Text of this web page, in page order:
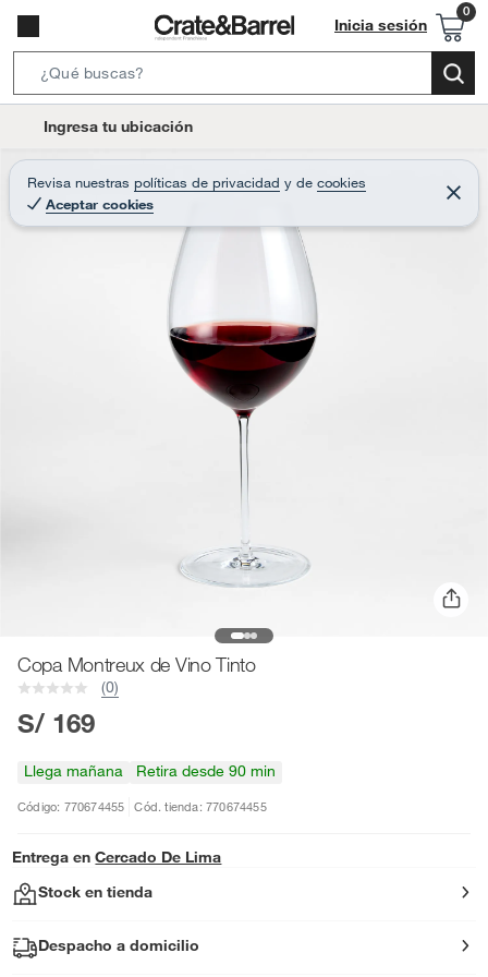
Inicia sesión
e
r
c
t
Ingresa tu ubicación
Revisa nuestras políticas de privacidad y de cookies
Aceptar cookies
C
e
r
Copa Montreux de Vino Tinto
(0)
S/ 169
Llega mañana Retira desde 90 min
Código: 770674455 Cód. tienda: 770674455
Entrega en Cercado De Lima
Stock en tienda
Despacho a domicilio